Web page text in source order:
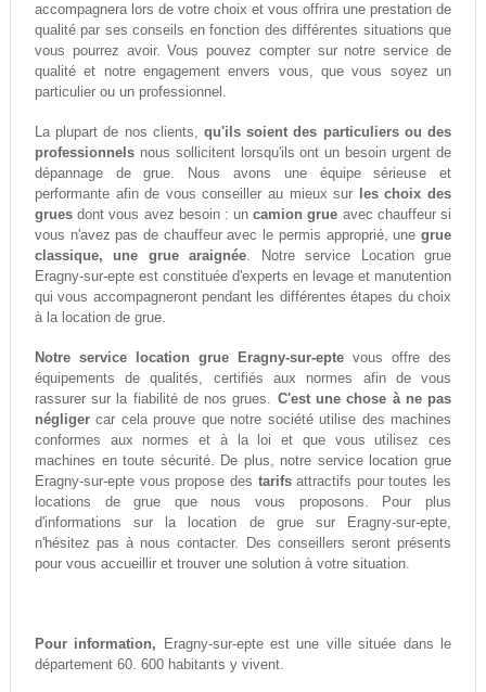
accompagnera lors de votre choix et vous offrira une prestation de
qualité par ses conseils en fonction des différentes situations que
vous pourrez avoir. Vous pouvez compter sur notre service de
qualité et notre engagement envers vous, que vous soyez un
particulier ou un professionnel.
La plupart de nos clients, qu'ils soient des particuliers ou des
professionnelsnous sollicitent lorsqu'ils ont un besoin urgent de
dépannage de grue. Nous avons une équipe sérieuse et
performante afin de vous conseiller au mieux sur
les choix des
gruesdont vous avez besoin : uncamion grue avec chauffeur si
vous n'avez pas de chauffeur avec le permis approprié, unegrue
classique, une grue araignée. Notre service Location grue
Eragny-sur-epte est constituée d'experts en levage et manutention
qui vous accompagneront pendant les différentes étapes du choix
à la location de grue.
Notre service location grue Eragny-sur-epte vous offre des
équipements de qualités, certifiés aux normes afin de vous
rassurer sur la fiabilité de nos grues. C'est une chose à ne pas
négligercar cela prouve que notre société utilise des machines
conformes aux normes et à la loi et que vous utilisez ces
machines en toute sécurité. De plus, notre service location grue
Eragny-sur-epte vous propose des tarifsattractifs pour toutes les
locations de grue que nous vous proposons. Pour plus
d'informations sur la location de grue sur Eragny-sur-epte,
n'hésitez pas à nous contacter. Des conseillers seront présents
pour vous accueillir et trouver une solution à votre situation.
Pour information, Eragny-sur-epte est une ville située dans le
département 60. 600 habitants y vivent.